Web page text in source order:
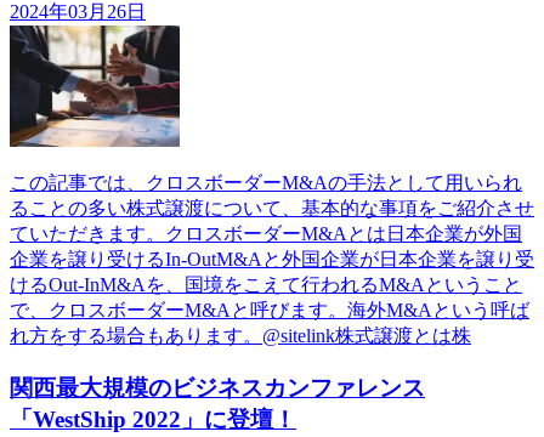
2024年03月26日
この記事では、クロスボーダーM&Aの手法として用いられ
ることの多い株式譲渡について、基本的な事項をご紹介させ
ていただきます。クロスボーダーM&Aとは日本企業が外国
企業を譲り受けるIn-OutM&Aと外国企業が日本企業を譲り受
けるOut-InM&Aを、国境をこえて行われるM&Aということ
で、クロスボーダーM&Aと呼びます。海外M&Aという呼ば
れ方をする場合もあります。@sitelink株式譲渡とは株
関西最大規模のビジネスカンファレンス
「WestShip 2022」に登壇！